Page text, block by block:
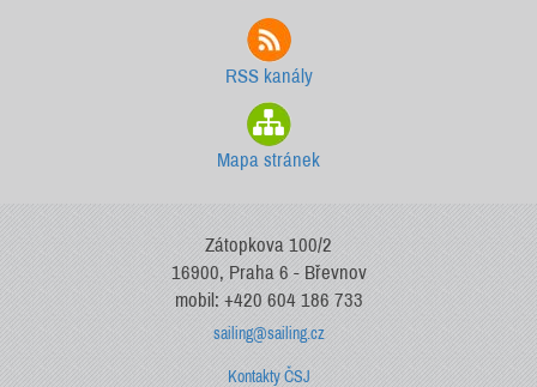
RSS kanály
Mapa stránek
Zátopkova 100/2
16900, Praha 6 - Břevnov
mobil: +420 604 186 733
sailing@sailing.cz
Kontakty ČSJ